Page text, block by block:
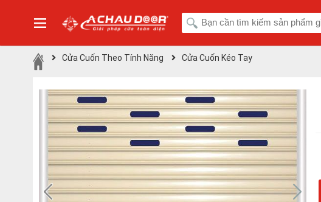
Cửa Cuốn Theo Tính Năng Cửa Cuốn Kéo Tay